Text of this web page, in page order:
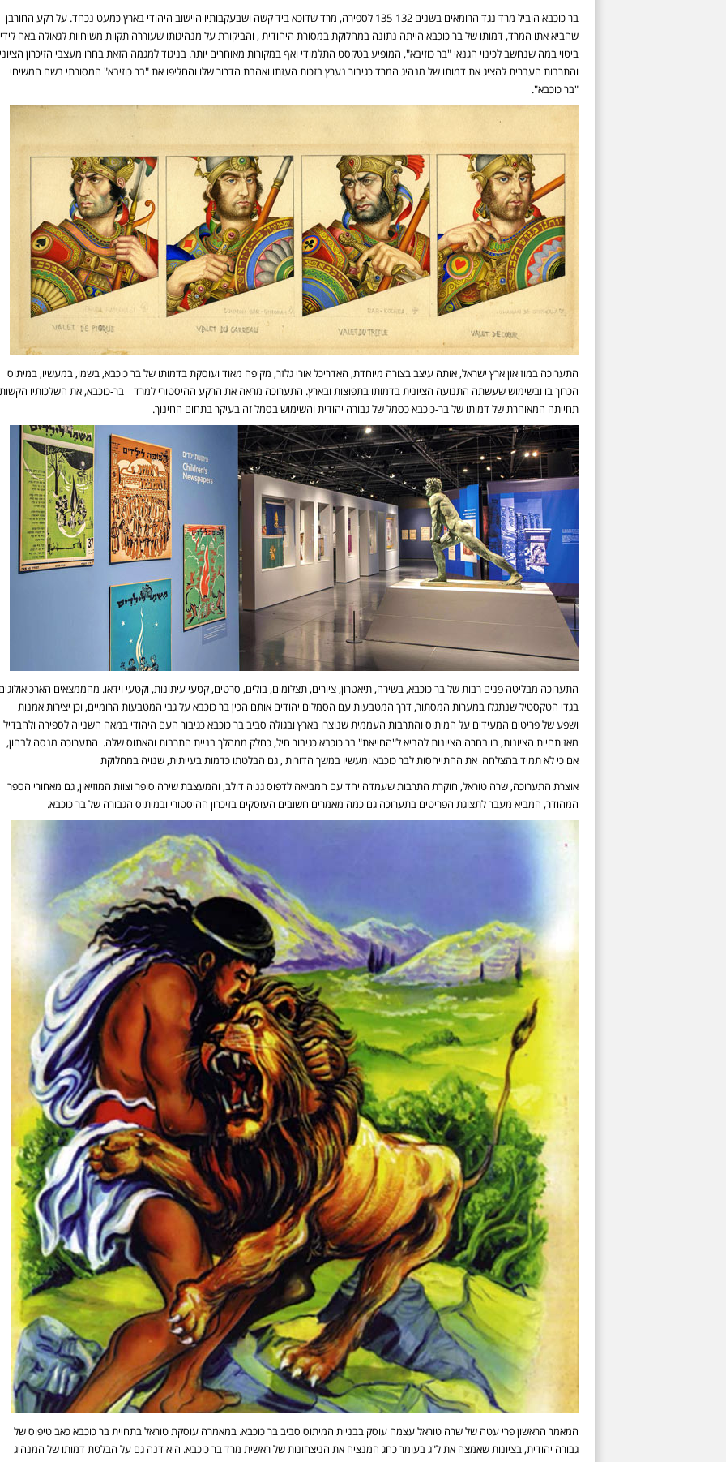
בר כוכבא הוביל מרד נגד הרומאים בשנים 135-132 לספירה, מרד שדוכא ביד קשה ושבעקבותיו היישוב היהודי בארץ כמעט נכחד. על רקע החורבן
שהביא אתו המרד, דמותו של בר כוכבא הייתה נתונה במחלוקת במסורת היהודית , והביקורת על מנהיגותו שעוררה תקוות משיחיות לגאולה באה לידי
ביטוי במה שנחשב לכינוי הגנאי "בר כוזיבא", המופיע בטקסט התלמודי ואף במקורות מאוחרים יותר. בניגוד למגמה הזאת בחרו מעצבי הזיכרון הציוני
והתרבות העברית להציג את דמותו של מנהיג המרד כגיבור נערץ בזכות העזתו ואהבת הדרור שלו והחליפו את "בר כוזיבא" המסורתי בשם המשיחי
"בר כוכבא".
התערוכה במוזיאון ארץ ישראל, אותה עיצב בצורה מיוחדת, האדריכל אורי גלזר, מקיפה מאוד ועוסקת בדמותו של בר כוכבא, בשמו, במעשיו, במיתוס
הכרוך בו ובשימוש שעשתה התנועה הציונית בדמותו בתפוצות ובארץ. התערוכה מראה את הרקע ההיסטורי למרד בר-כוכבא, את השלכותיו
תחייתה המאוחרת של דמותו של בר-כוכבא כסמל של גבורה יהודית והשימוש בסמל זה בעיקר בתחום החינוך.
התערוכה מבליטה פנים רבות של בר כוכבא, בשירה, תיאטרון, ציורים, תצלומים, בולים, סרטים, קטעי עיתונות, וקטעי וידאו. מהממצאים
בגדי הטקסטיל שנתגלו במערות המסתור, דרך המטבעות עם הסמלים יהודים אותם הכין בר כוכבא על גבי המטבעות הרומיים, וכן יצירות אמנות
ושפע של פריטים המעידים על המיתוס והתרבות העממית שנוצרו בארץ ובגולה סביב בר כוכבא כגיבור העם היהודי במאה השנייה לספירה ולהבדיל
מאז תחיית הציונות, בו בחרה הציונות להביא ל"החייאת" בר כוכבא כגיבור חיל, כחלק ממהלך בניית התרבות והאתוס שלה. התערוכה מנסה לבחון,
אם כי לא תמיד בהצלחה את ההתייחסות לבר כוכבא ומעשיו במשך הדורות , גם הבלטתו כדמות בעייתית, שנויה במחלוקת
אוצרת התערוכה, שרה טוראל, חוקרת התרבות שעמדה יחד עם המביאה לדפוס גניה דולב, והמעצבת שירה סופר וצוות המוזיאון, גם מאחורי הספר
המהודר, המביא מעבר לתצוגת הפריטים בתערוכה גם כמה מאמרים חשובים העוסקים בזיכרון ההיסטורי ובמיתוס הגבורה של בר כוכבא.
המאמר הראשון פרי עטה של שרה טוראל עצמה עוסק בבניית המיתוס סביב בר כוכבא. במאמרה עוסקת טוראל בתחיית בר כוכבא כאב טיפוס של
גבורה יהודית, בציונות שאמצה את ל"ג בעומר כחג המנציח את הניצחונות של ראשית מרד בר כוכבא. היא דנה גם על הבלטת דמותו של המנהיג